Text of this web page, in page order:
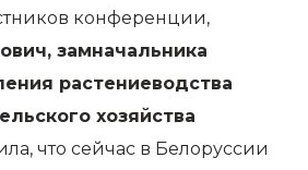
конференции,
замначальника
растениеводства
хозяйства
что сейчас в Белоруссии